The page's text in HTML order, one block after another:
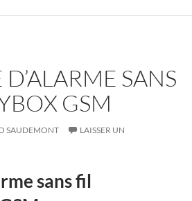
SANS
GSM
SAUDEMONT
LAISSER UN
sans fil